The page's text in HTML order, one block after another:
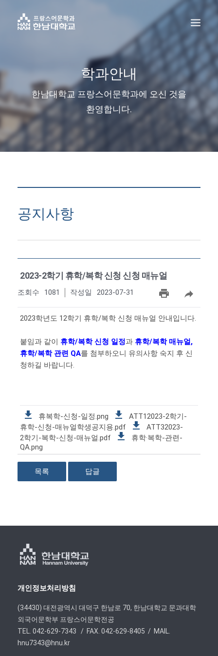
학과안내
한남대학교 프랑스어문학과에 오신 것을
환영합니다.
공지사항
2023-2학기 휴학/복학 신청 신청 매뉴얼
조회수 1081 작성일 2023-07-31
2023학년도 12학기 휴학/복학 신청 매뉴얼 안내입니다.
붙임과 같이 휴학/복학 신청 일정과 휴학/복학 매뉴얼,
휴학/복학 관련 QA를 첨부하오니 유의사항 숙지 후 신
청하길 바랍니다.
휴복학-신청-일정.png
ATT12023-2학기-
휴학-신청-매뉴얼학생공지용.pdf
ATT32023-
2학기-복학-신청-매뉴얼.pdf
휴학·복학-관련-
QA.png
목록 답글
개인정보처리방침
(34430) 대전광역시 대덕구 한남로 70, 한남대학교 문과대학
외국어문학부 프랑스어문학전공
TEL. 042-629-7343 / FAX. 042-629-8405 / MAIL.
hnu7343@hnu.kr